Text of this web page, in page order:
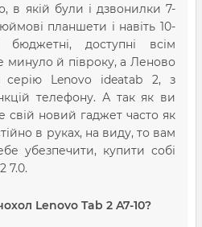
в якій були і дзвонилки 7-
планшети і навіть 10-
доступні всім
й півроку, а Леново
Lenovo ideatab 2, з
телефону. А так як ви
свій новий гаджет часто як
в руках, на виду, то вам
убезпечити, купити собі
7.0.
Lenovo Tab 2 A7-10?